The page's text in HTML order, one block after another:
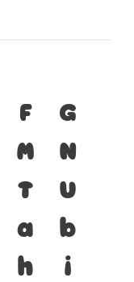
F
G
M
N
T
U
a
b
h
i